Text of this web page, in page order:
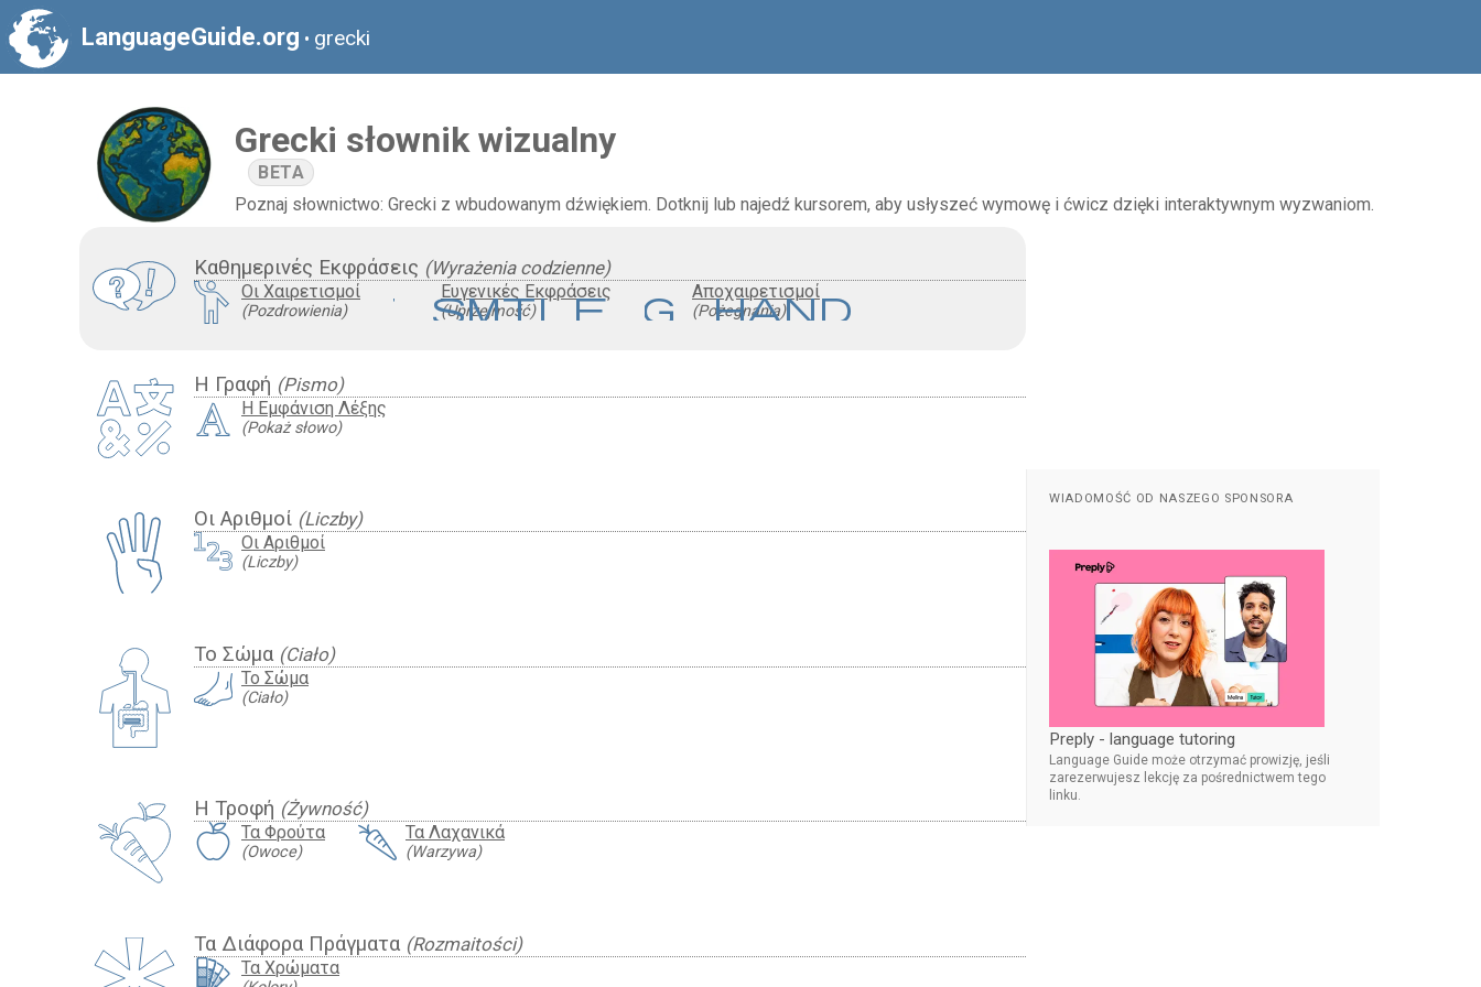
LanguageGuide.org • grecki
Grecki słownik wizualny
BETA
Poznaj słownictwo: Grecki z wbudowanym dźwiękiem. Dotknij lub najedź kursorem, aby usłyszeć wymowę i ćwicz dzięki interaktywnym wyzwaniom.
Καθημερινές Εκφράσεις (Wyrażenia codzienne)
Οι Χαιρετισμοί
(Pozdrowienia)
heart_smile
Ευγενικές Εκφράσεις
(Uprzejmość)
waving_hand
Αποχαιρετισμοί
(Pożegnania)
Η Γραφή (Pismo)
Η Εμφάνιση Λέξης
(Pokaż słowo)
Οι Αριθμοί (Liczby)
Οι Αριθμοί
(Liczby)
Το Σώμα (Ciało)
Το Σώμα
(Ciało)
Η Τροφή (Żywność)
Τα Φρούτα
(Owoce)
Τα Λαχανικά
(Warzywa)
Τα Διάφορα Πράγματα (Rozmaitości)
Τα Χρώματα
WIADOMOŚĆ OD NASZEGO SPONSORA
Preply - language tutoring
Language Guide może otrzymać prowizję, jeśli
zarezerwujesz lekcję za pośrednictwem tego
linku.